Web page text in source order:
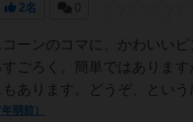
2名 0
コーンのコマに、かわいい
ごろく。簡単ではありま
もあります。どうぞ、とい
弱前）